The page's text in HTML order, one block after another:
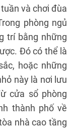
và chơi đùa
phòng ngủ
trí bằng những
Đó có thể là
hoặc những
này là nơi lưu
cửa sổ phòng
thành phố về
nhà cao tầng